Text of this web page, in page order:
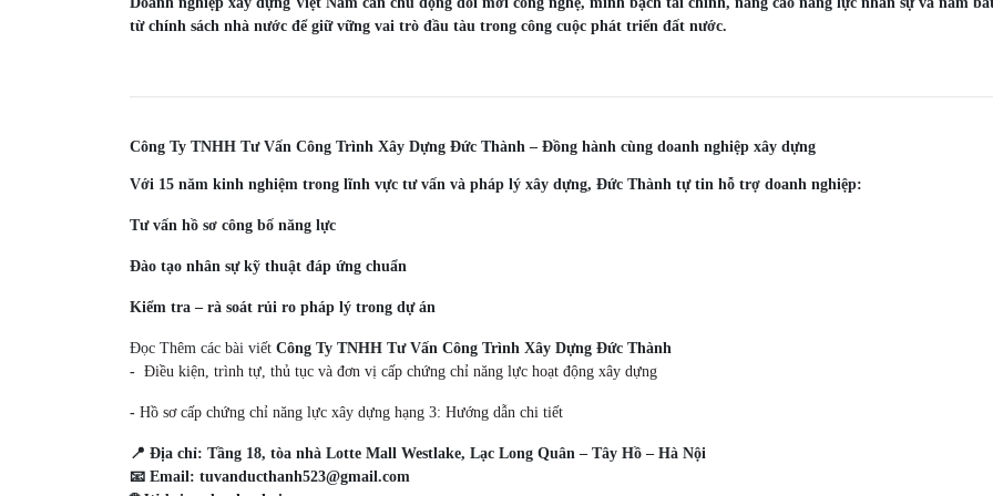
từ chính sách nhà nước để giữ vững vai trò đầu tàu trong công cuộc phát triển đất nước.
Công Ty TNHH Tư Vấn Công Trình Xây Dựng Đức Thành – Đồng hành cùng doanh nghiệp xây dựng
Với 15 năm kinh nghiệm trong lĩnh vực tư vấn và pháp lý xây dựng, Đức Thành tự tin hỗ trợ doanh nghiệp:
Tư vấn hồ sơ công bố năng lực
Đào tạo nhân sự kỹ thuật đáp ứng chuẩn
Kiểm tra – rà soát rủi ro pháp lý trong dự án
Đọc Thêm các bài viết Công Ty TNHH Tư Vấn Công Trình Xây Dựng Đức Thành
- Điều kiện, trình tự, thủ tục và đơn vị cấp chứng chỉ năng lực hoạt động xây dựng
- Hồ sơ cấp chứng chỉ năng lực xây dựng hạng 3: Hướng dẫn chi tiết
📍 Địa chỉ: Tầng 18, tòa nhà Lotte Mall Westlake, Lạc Long Quân – Tây Hồ – Hà Nội
📧 Email: tuvanducthanh523@gmail.com